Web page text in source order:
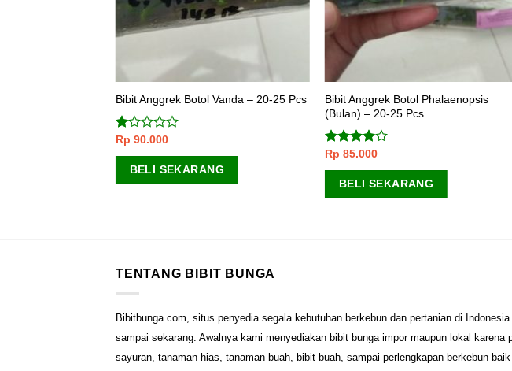
Bibit Anggrek Botol Vanda – 20-25 Pcs
Dinilai
1.00
dari
Rp 90.000
BELI SEKARANG
Bibit Anggrek Botol Phalaenopsis
(Bulan) – 20-25 Pcs
Dinilai
Rp 85.000
BELI SEKARANG
TENTANG BIBIT BUNGA
Bibitbunga.com, situs penyedia segala kebutuhan berkebun dan pertanian di
sampai sekarang. Awalnya kami menyediakan bibit bunga impor maupun lokal
sayuran, tanaman hias, tanaman buah, bibit buah, sampai perlengkapan berkebun